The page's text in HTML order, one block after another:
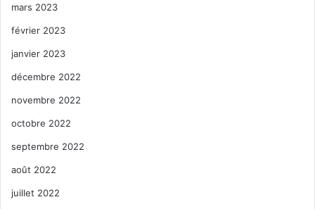
mars 2023
février 2023
janvier 2023
décembre 2022
novembre 2022
octobre 2022
septembre 2022
août 2022
juillet 2022